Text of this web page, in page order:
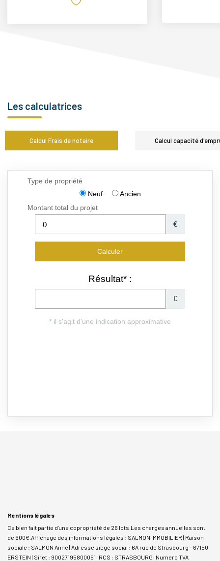
Les calculatrices
Calcul Frais de notaire Calcul capacité
Mentions légales
Ce bien fait partie d'une copropriété de 26 lots.Les charges annuelles sont
de 600€. Affichage des informations légales : SALMON IMMOBILIER | Raison
sociale : SALMON Anne | Adresse siège social : 6A rue de Strasbourg - 67150
ERSTEIN | Siret : 90027195800051 | RCS : STRASBOURG | Numero TVA